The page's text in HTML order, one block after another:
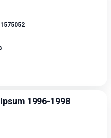
1575052
1996-1998